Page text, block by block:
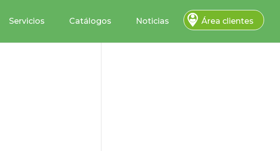
Servicios Catálogos Noticias Área clientes